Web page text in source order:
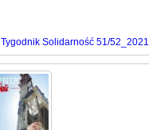
Tygodnik Solidarność 51/52_2021